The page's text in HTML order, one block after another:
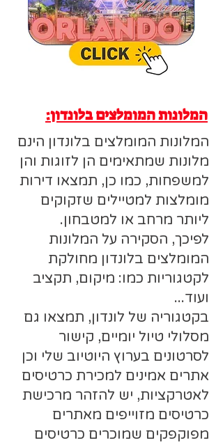
המלונות המומלצים בלונדון:
המלונות המומלצים בלונדון הינם
מלונות שמתאימים הן לזוגות והן
למשפחות, כמו כן, תמצאו דירות
מומלצות למטיילים שזקוקים
ליותר מרחב או למטבחון.
לפיכך, הסקירה על המלונות
המומלצים בלונדון מחולקת
לקטגוריות כמו: מיקום, תקציב
ועוד...
בקטגוריה של לונדון, תמצאו גם
מסלולי טיול יומיים, קישור
לסרטונים בערוץ היוטיוב שלי וכן
אתרים אמינים למכירת כרטיסים
לאטרקציות, יש להזהר מרכישת
כרטיסים מזוייפים מאתרים
מפוקפקים שמוכרים כרטיסים